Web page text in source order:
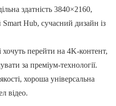
здатність 3840×2160,
Hub, сучасний дизайн із
хочуть перейти на 4K-контент,
за преміум-технології.
хороша універсальна
відео.